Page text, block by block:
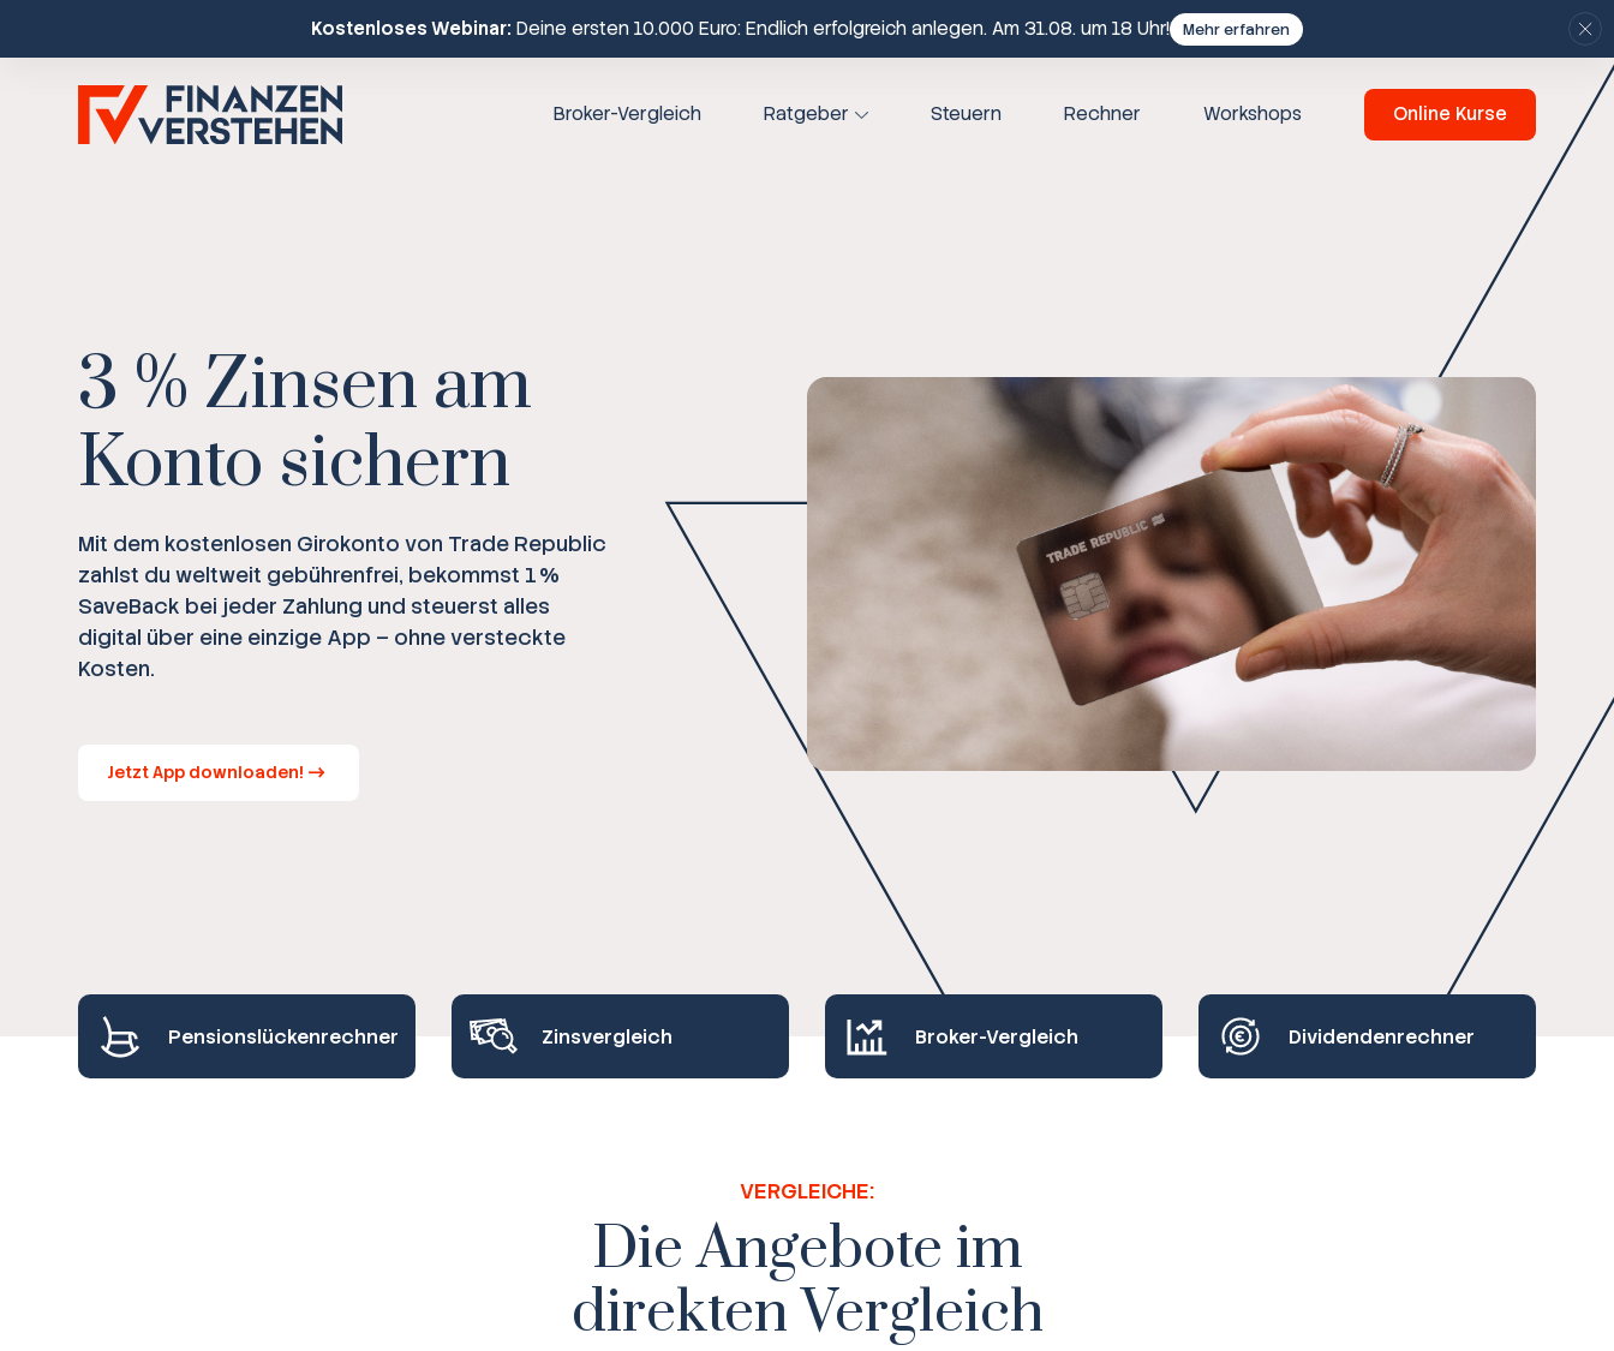
Kostenloses Webinar: Deine ersten 10.000 Euro: Endlich erfolgreich anlegen. Am 31.08. um 18 Uhr! Mehr erfahren
Broker-Vergleich Ratgeber Steuern Rechner Workshops Online Kurse
3 % Zinsen am
Konto sichern
Mit dem kostenlosen Girokonto von Trade Republic
zahlst du weltweit gebührenfrei, bekommst 1 %
SaveBack bei jeder Zahlung und steuerst alles
digital über eine einzige App – ohne versteckte
Kosten.
Jetzt App downloaden!
Pensionslückenrechner Zinsvergleich Broker-Vergleich Dividendenrechner
VERGLEICHE:
Die Angebote im
direkten Vergleich